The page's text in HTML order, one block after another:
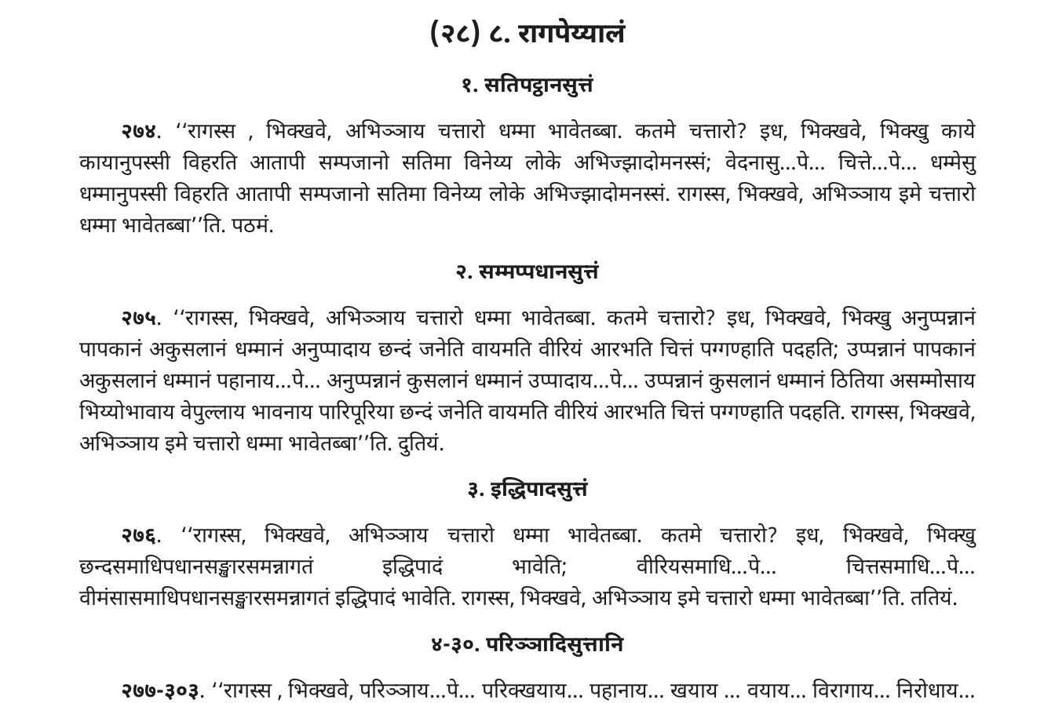
(२८) ८. रागपेय्यालं
१. सतिपट्ठानसुत्तं
२७४. ‘‘रागस्स , भिक्खवे, अभिञ्ञाय चत्तारो धम्मा भावेतब्बा. कतमे चत्तारो? इध, भिक्खवे, भिक्खु काये
कायानुपस्सी विहरति आतापी सम्पजानो सतिमा विनेय्य लोके अभिज्झादोमनस्सं; वेदनासु…पे… चित्ते…पे… धम्मेसु
धम्मानुपस्सी विहरति आतापी सम्पजानो सतिमा विनेय्य लोके अभिज्झादोमनस्सं. रागस्स, भिक्खवे, अभिञ्ञाय इमे चत्तारो
धम्मा भावेतब्बा’’ति. पठमं.
२. सम्मप्पधानसुत्तं
२७५. ‘‘रागस्स, भिक्खवे, अभिञ्ञाय चत्तारो धम्मा भावेतब्बा. कतमे चत्तारो? इध, भिक्खवे, भिक्खु अनुप्पन्नानं
पापकानं अकुसलानं धम्मानं अनुप्पादाय छन्दं जनेति वायमति वीरियं आरभति चित्तं पग्गण्हाति पदहति; उप्पन्नानं पापकानं
अकुसलानं धम्मानं पहानाय…पे… अनुप्पन्नानं कुसलानं धम्मानं उप्पादाय…पे… उप्पन्नानं कुसलानं धम्मानं ठितिया असम्मोसाय
भिय्योभावाय वेपुल्लाय भावनाय पारिपूरिया छन्दं जनेति वायमति वीरियं आरभति चित्तं पग्गण्हाति पदहति. रागस्स, भिक्खवे,
अभिञ्ञाय इमे चत्तारो धम्मा भावेतब्बा’’ति. दुतियं.
३. इद्धिपादसुत्तं
२७६. ‘‘रागस्स, भिक्खवे, अभिञ्ञाय चत्तारो धम्मा भावेतब्बा. कतमे चत्तारो? इध, भिक्खवे, भिक्खु
छन्दसमाधिपधानसङ्खारसमन्नागतं इद्धिपादं भावेति; वीरियसमाधि…पे… चित्तसमाधि…पे…
वीमंसासमाधिपधानसङ्खारसमन्नागतं इद्धिपादं भावेति. रागस्स, भिक्खवे, अभिञ्ञाय इमे चत्तारो धम्मा भावेतब्बा’’ति. ततियं.
४-३०. परिञ्ञादिसुत्तानि
२७७-३०३. ‘‘रागस्स , भिक्खवे, परिञ्ञाय…पे… परिक्खयाय… पहानाय… खयाय … वयाय… विरागाय… निरोधाय…